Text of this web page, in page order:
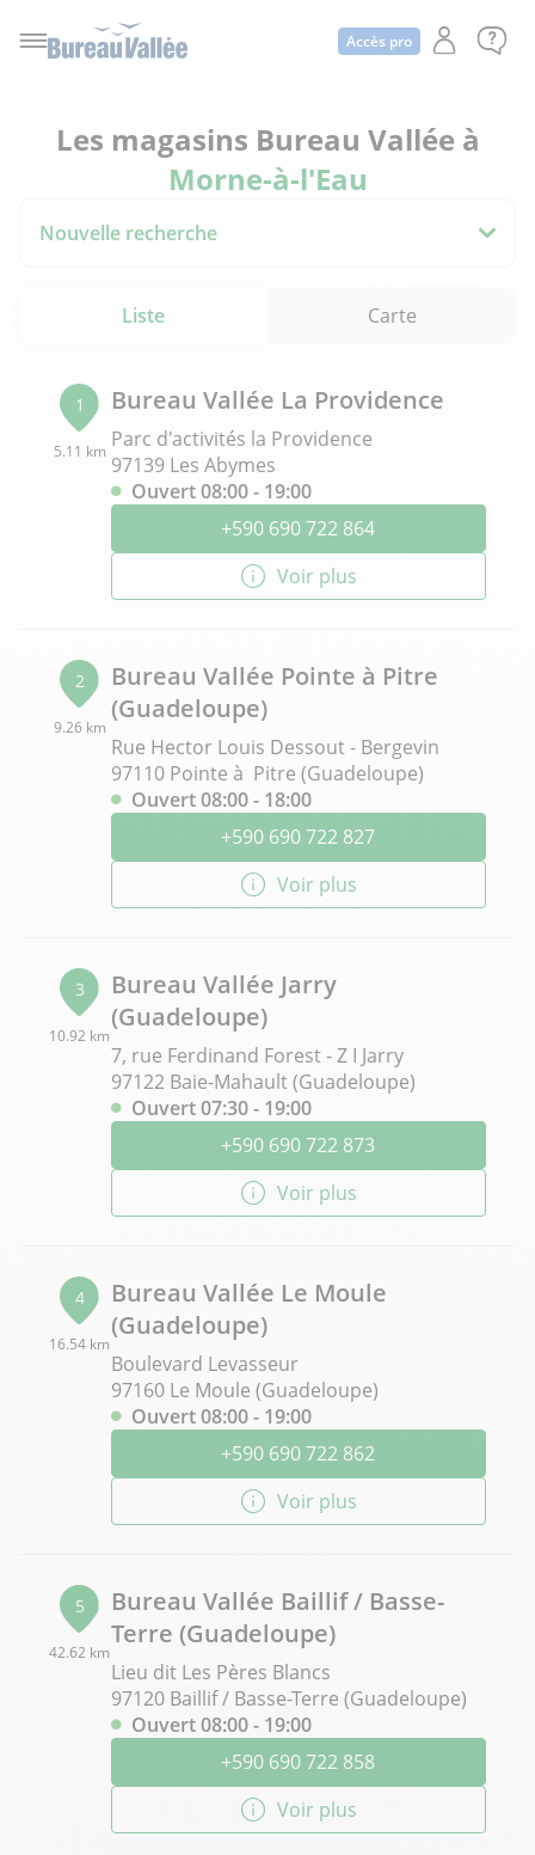
Accès pro
Les magasins Bureau Vallée à
Morne-à-l'Eau
Nouvelle recherche
Liste Carte
1
5.11 km
Bureau Vallée La Providence
Parc d'activités la Providence
97139 Les Abymes
Ouvert 08:00 - 19:00
+590 690 722 864
Voir plus
2
9.26 km
Bureau Vallée Pointe à Pitre
(Guadeloupe)
Rue Hector Louis Dessout - Bergevin
97110 Pointe à Pitre (Guadeloupe)
Ouvert 08:00 - 18:00
+590 690 722 827
Voir plus
3
10.92 km
Bureau Vallée Jarry
(Guadeloupe)
7, rue Ferdinand Forest - Z I Jarry
97122 Baie-Mahault (Guadeloupe)
Ouvert 07:30 - 19:00
+590 690 722 873
Voir plus
4
16.54 km
Bureau Vallée Le Moule
(Guadeloupe)
Boulevard Levasseur
97160 Le Moule (Guadeloupe)
Ouvert 08:00 - 19:00
+590 690 722 862
Voir plus
5
42.62 km
Bureau Vallée Baillif / Basse-
Terre (Guadeloupe)
Lieu dit Les Pères Blancs
97120 Baillif / Basse-Terre (Guadeloupe)
Ouvert 08:00 - 19:00
+590 690 722 858
Voir plus